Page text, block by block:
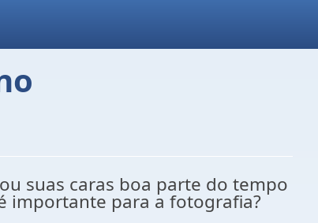
suas caras boa parte do tempo
importante para a fotografia?